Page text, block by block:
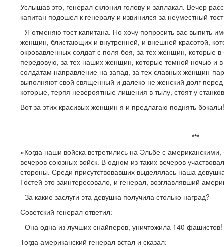
Услышав это, генерал склонил голову и заплакал. Вечер
капитан подошел к генералу и извинился за неуместный
- Я отменяю тост капитана. Но хочу попросить вас выпить
женщин, блистающих и внутренней, и внешней красотой,
окровавленных солдат с поля боя, за тех женщин, которые
передовую, за тех наших женщин, которые темной ночью и
солдатам направление на запад, за тех славных женщин-
выполняют свой священный и далеко не женский долг
которые, терпя невероятные лишения в тылу, стоят у
Вот за этих красивых женщин я и предлагаю поднять
***
«Когда наши войска встретились на Эльбе с
вечеров союзных войск. В одном из таких вечеров
стороны. Среди присутствовавших выделялась наша
Гостей это заинтересовало, и генерал, возглавлявший
- За какие заслуги эта девушка получила столько наград?
Советский генерал ответил:
- Она одна из лучших снайперов, уничтожила 140 фашистов!
Тогда американский генерал встал и сказал: